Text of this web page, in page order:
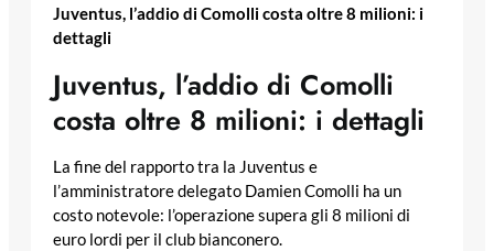
Juventus, l’addio di Comolli costa oltre 8 milioni: i
dettagli
Juventus, l’addio di Comolli
costa oltre 8 milioni: i dettagli
La fine del rapporto tra la Juventus e
l’amministratore delegato Damien Comolli ha un
costo notevole: l’operazione supera gli 8 milioni di
euro lordi per il club bianconero.